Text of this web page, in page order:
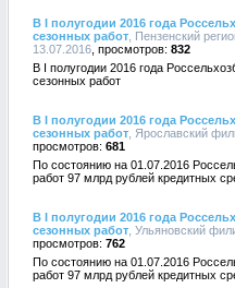
В I полугодии 2016 года
сезонных работ , Пензенский
13.07.2016
832
В I полугодии 2016 года
сезонных работ
В I полугодии 2016 года
сезонных работ , Ярославский
681
По состоянию на 01.07.2016
работ 97 млрд рублей кредитных
В I полугодии 2016 года
сезонных работ , Ульяновский
762
По состоянию на 01.07.2016
работ 97 млрд рублей кредитных